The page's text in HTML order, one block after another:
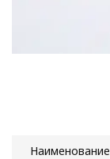
Наименование